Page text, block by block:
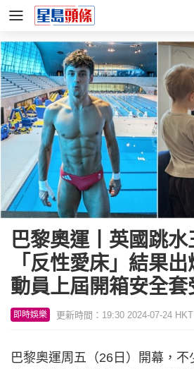
巴黎奧運丨英國跳水
「反性愛床」結果
動員上屆開箱安全套
即時娛樂 更新時間：19:30 2024-07-24 HKT
巴黎奧運周五（26日）開幕，